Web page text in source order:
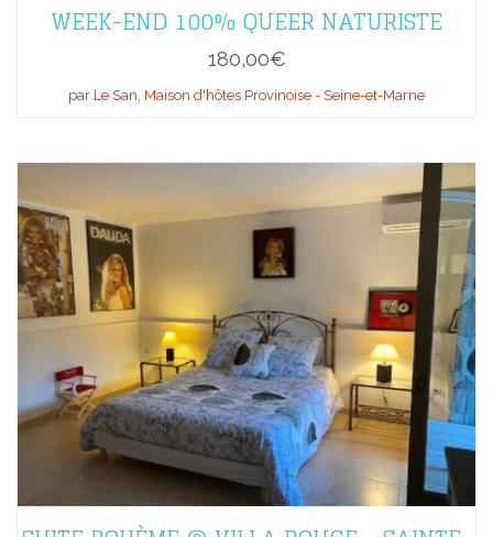
WEEK-END 100% QUEER NATURISTE
180,00€
par Le San, Maison d'hôtes Provinoise - Seine-et-Marne